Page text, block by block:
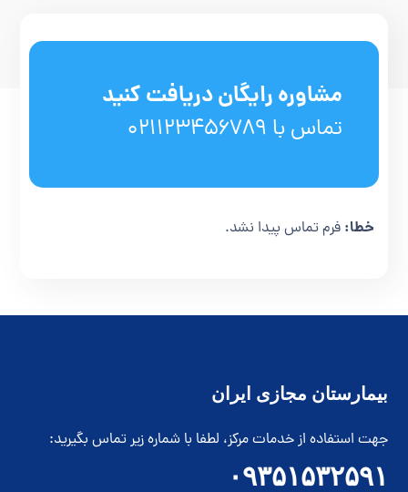
مشاوره رایگان دریافت کنید
تماس با 021123456789
خطا: فرم تماس پیدا نشد.
بیمارستان مجازی ایران
جهت استفاده از خدمات مرکز، لطفا با شماره زیر تماس بگیرید:
۰۹۳۵۱۵۳۲۵۹۱